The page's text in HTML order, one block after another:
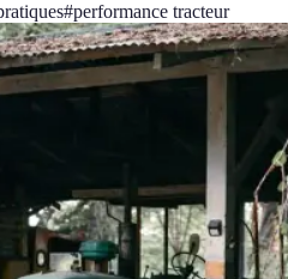
#performance tracteur